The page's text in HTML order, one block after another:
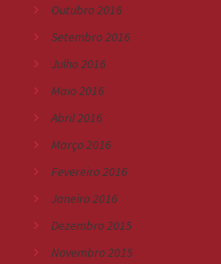
Outubro 2016
Setembro 2016
Julho 2016
Maio 2016
Abril 2016
Março 2016
Fevereiro 2016
Janeiro 2016
Dezembro 2015
Novembro 2015